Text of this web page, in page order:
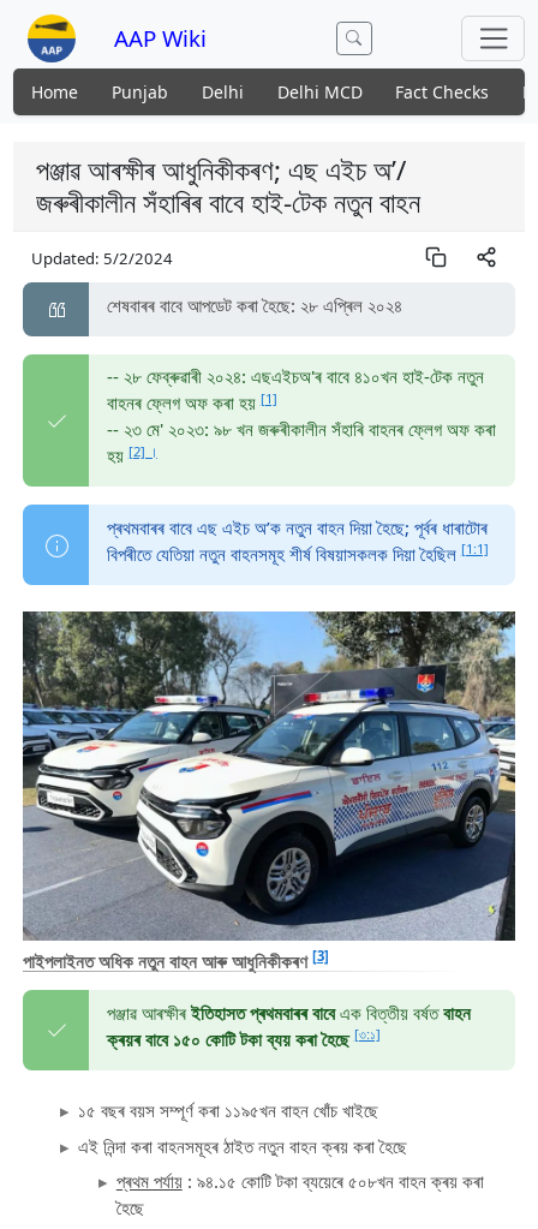
AAP Wiki
Home Punjab Delhi Delhi MCD Fact Checks
পঞ্জাৱ আৰক্ষীৰ আধুনিকীকৰণ; এছ এইচ অ’/
জৰুৰীকালীন সঁহাৰিৰ বাবে হাই-টেক নতুন বাহন
Updated: 5/2/2024
শেষবাৰৰ বাবে আপডেট কৰা হৈছে: ২৮ এপ্ৰিল ২০২৪
-- ২৮ ফেব্ৰুৱাৰী ২০২৪: এছএইচঅ'ৰ বাবে ৪১০খন হাই-টেক নতুন
বাহনৰ ফ্লেগ অফ কৰা হয়[1]
-- ২৩ মে' ২০২৩: ৯৮ খন জৰুৰীকালীন সঁহাৰি বাহনৰ ফ্লেগ অফ কৰা
হয়[2] ।
প্ৰথমবাৰৰ বাবে এছ এইচ অ’ক নতুন বাহন দিয়া হৈছে; পূৰ্বৰ ধাৰাটোৰ
বিপৰীতে যেতিয়া নতুন বাহনসমূহ শীৰ্ষ বিষয়াসকলক দিয়া হৈছিল[1:1]
পাইপলাইনত অধিক নতুন বাহন আৰু আধুনিকীকৰণ [3]
পঞ্জাৱ আৰক্ষীৰইতিহাসত প্ৰথমবাৰৰ বাবেএক বিত্তীয় বৰ্ষতবাহন
ক্ৰয়ৰ বাবে ১৫০ কোটি টকা ব্যয় কৰা হৈছে [৩:১]
১৫ বছৰ বয়স সম্পূৰ্ণ কৰা ১১৯৫খন বাহন খোঁচ খাইছে
এই নিন্দা কৰা বাহনসমূহৰ ঠাইত নতুন বাহন ক্ৰয় কৰা হৈছে
প্ৰথম পৰ্যায়: ৯৪.১৫ কোটি টকা ব্যয়েৰে ৫০৮খন বাহন ক্ৰয় কৰা
হৈছে